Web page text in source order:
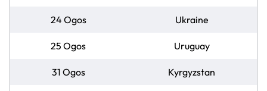
24 Ogos Ukraine
25 Ogos Uruguay
31 Ogos Kyrgyzstan